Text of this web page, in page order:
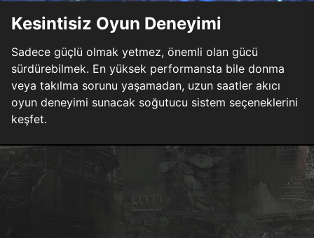
Kesintisiz Oyun Deneyimi
Sadece güçlü olmak yetmez, önemli olan gücü
sürdürebilmek. En yüksek performansta bile donma
veya takılma sorunu yaşamadan, uzun saatler akıcı
oyun deneyimi sunacak soğutucu sistem seçeneklerini
keşfet.